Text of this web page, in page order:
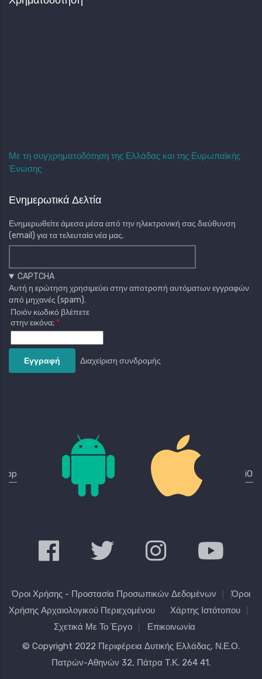
Με τη συγχρηματοδότηση της Ελλάδας και της Ευρωπαϊκής
Ένωσης
Ενημερωτικά Δελτία
Ενημερωθείτε άμεσα μέσα από την ηλεκτρονική σας διεύθυνση
(email) για τα τελευταία νέα μας.
CAPTCHA
Αυτή η ερώτηση χρησιμεύει στην αποτροπή αυτόματων εγγραφών
από μηχανές (spam).
Ποιόν κωδικό βλέπετε
στην εικόνα;
Διαχείριση συνδρομής
Όροι Χρήσης - Προστασία Προσωπικών Δεδομένων
Όροι
Χρήσης Αρχαιολογικού Περιεχομένου
Χάρτης Ιστότοπου
Σχετικά Με Το Έργο
Επικοινωνία
© Copyright 2022 Περιφέρεια Δυτικής Ελλάδας, Ν.Ε.Ο.
Πατρών-Αθηνών 32, Πάτρα Τ.Κ. 264 41.